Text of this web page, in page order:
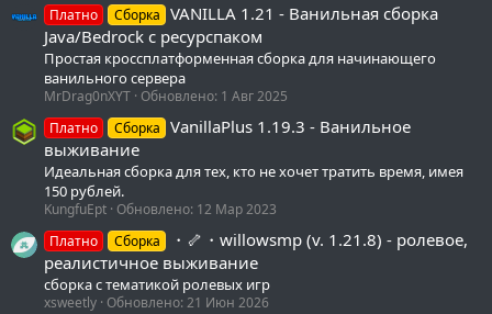
Платно
Сборка VANILLA 1.21 - Ванильная сборка
Java/Bedrock с ресурспаком
Простая кроссплатформенная сборка для начинающего
ванильного сервера
MrDrag0nXYT Обновлено: 1 Авг 2025
Платно
Сборка VanillaPlus 1.19.3 - Ванильное
выживание
Идеальная сборка для тех, кто не хочет тратить время, имея
150 рублей.
KungfuEpt Обновлено: 12 Мар 2023
Платно
Сборка
・🦴・willowsmp (v. 1.21.8) - ролевое,
реалистичное выживание
сборка с тематикой ролевых игр
xsweetly Обновлено: 21 Июн 2026